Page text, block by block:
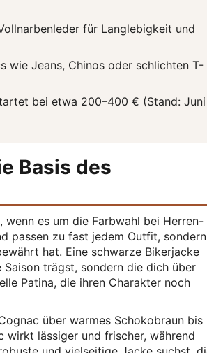
für Langlebigkeit und
wie Jeans, Chinos oder schlichten T-
bei etwa 200–400 € (Stand: Juni
Basis des
wenn es um die Farbwahl bei Herren-
passen zu fast jedem Outfit, sondern
hat. Eine schwarze Bikerjacke
trägst, sondern die dich über
Patina, die ihren Charakter noch
über warmes Schokobraun bis
wirkt lässiger und frischer, während